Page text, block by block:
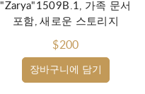
장바구니에 담기
"Zarya"1509В.1, 가족 문서
포함, 새로운 스토리지
$200